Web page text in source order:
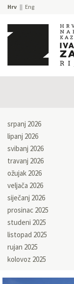
Hrv Eng
srpanj 2026
lipanj 2026
svibanj 2026
travanj 2026
ožujak 2026
veljača 2026
siječanj 2026
prosinac 2025
studeni 2025
listopad 2025
rujan 2025
kolovoz 2025